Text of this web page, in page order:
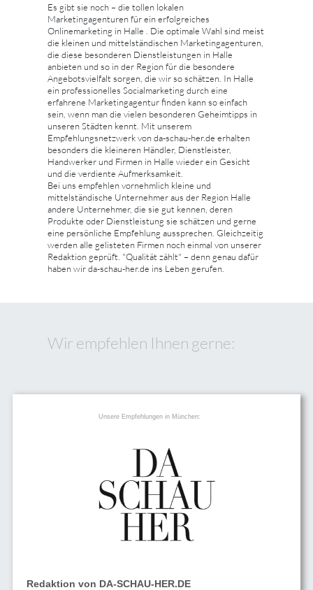
Es gibt sie noch – die tollen lokalen
Marketingagenturen für ein erfolgreiches
Onlinemarketing in Halle . Die optimale Wahl sind meist
die kleinen und mittelständischen Marketingagenturen,
die diese besonderen Dienstleistungen in Halle
anbieten und so in der Region für die besondere
Angebotsvielfalt sorgen, die wir so schätzen. In Halle
ein professionelles Socialmarketing durch eine
erfahrene Marketingagentur finden kann so einfach
sein, wenn man die vielen besonderen Geheimtipps in
unseren Städten kennt. Mit unserem
Empfehlungsnetzwerk von da-schau-her.de erhalten
besonders die kleineren Händler, Dienstleister,
Handwerker und Firmen in Halle wieder ein Gesicht
und die verdiente Aufmerksamkeit.
Bei uns empfehlen vornehmlich kleine und
mittelständische Unternehmer aus der Region Halle
andere Unternehmer, die sie gut kennen, deren
Produkte oder Dienstleistung sie schätzen und gerne
eine persönliche Empfehlung aussprechen. Gleichzeitig
werden alle gelisteten Firmen noch einmal von unserer
Redaktion geprüft. "Qualität zählt" – denn genau dafür
haben wir da-schau-her.de ins Leben gerufen.
Wir empfehlen Ihnen gerne:
Unsere Empfehlungen in München:
Redaktion von DA-SCHAU-HER.DE